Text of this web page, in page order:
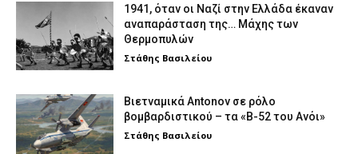
1941, όταν οι Ναζί στην Ελλάδα έκαναν
αναπαράσταση της… Μάχης των
Θερμοπυλών
Στάθης Βασιλείου
Βιετναμικά Antonov σε ρόλο
βομβαρδιστικού – τα «Β-52 του Ανόι»
Στάθης Βασιλείου